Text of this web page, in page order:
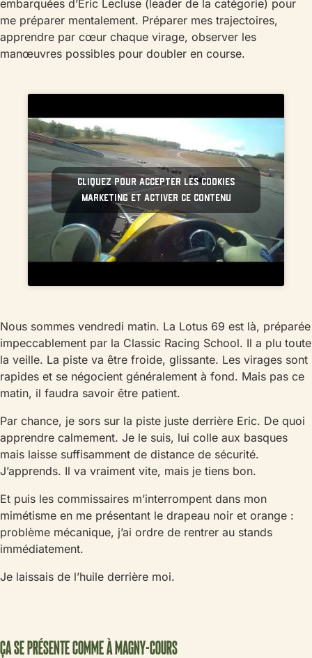
embarquées d’Eric Lecluse (leader de la catégorie) pour
me préparer mentalement. Préparer mes trajectoires,
apprendre par cœur chaque virage, observer les
manœuvres possibles pour doubler en course.
Cliquez pour accepter les cookies
marketing et activer ce contenu
Nous sommes vendredi matin. La Lotus 69 est là, préparée
impeccablement par la Classic Racing School. Il a plu toute
la veille. La piste va être froide, glissante. Les virages sont
rapides et se négocient généralement à fond. Mais pas ce
matin, il faudra savoir être patient.
Par chance, je sors sur la piste juste derrière Eric. De quoi
apprendre calmement. Je le suis, lui colle aux basques
mais laisse suffisamment de distance de sécurité.
J’apprends. Il va vraiment vite, mais je tiens bon.
Et puis les commissaires m’interrompent dans mon
mimétisme en me présentant le drapeau noir et orange :
problème mécanique, j’ai ordre de rentrer au stands
immédiatement.
Je laissais de l’huile derrière moi.
ÇA SE PRÉSENTE COMME À MAGNY-COURS